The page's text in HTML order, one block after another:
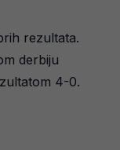
rezultata.
derbiju
4-0.